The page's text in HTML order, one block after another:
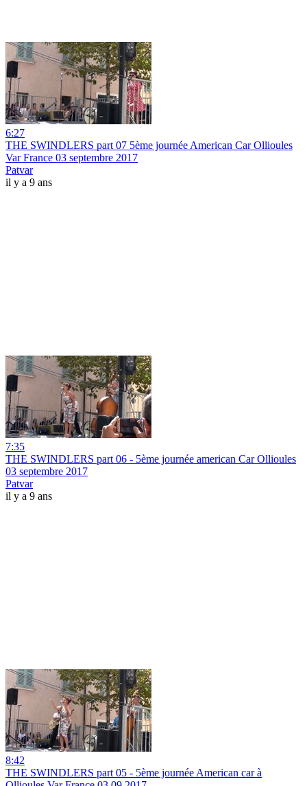
6:27
THE SWINDLERS part 07 5ème journée American Car Ollioules
Var France 03 septembre 2017
Patvar
il y a 9 ans
7:35
THE SWINDLERS part 06 - 5ème journée american Car Ollioules
03 septembre 2017
Patvar
il y a 9 ans
8:42
THE SWINDLERS part 05 - 5ème journée American car à